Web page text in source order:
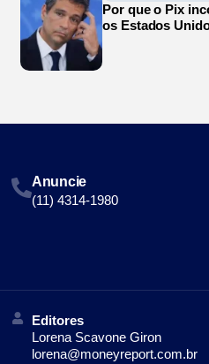
Por que o Pix
os Estados
Anuncie
(11) 4314-1980
Editores
Lorena Scavone Giron
lorena@moneyreport.com.br